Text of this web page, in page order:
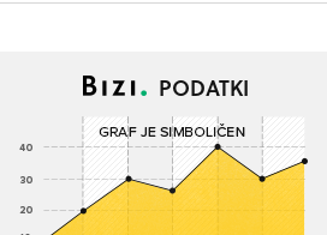
PODATKI